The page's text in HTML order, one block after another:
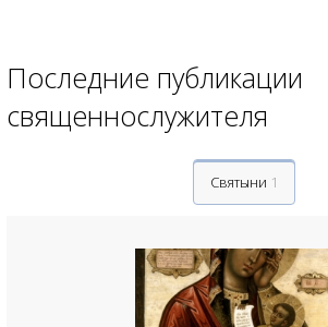
Последние публикации
священнослужителя
Святыни 1